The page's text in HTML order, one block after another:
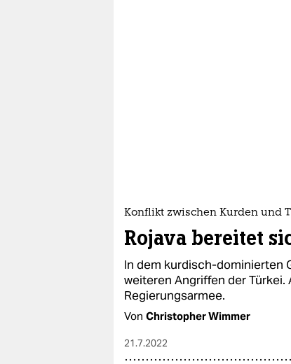
Konflikt zwischen Kurden und
Rojava bereitet
In dem kurdisch-dominierten
weiteren Angriffen der
Regierungsarmee.
Von Christopher Wimmer
21.7.2022